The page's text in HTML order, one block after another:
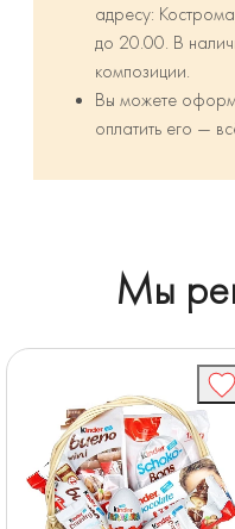
адресу:
до 20.00. В
композиции.
Вы можете
оплатить его —
Мы